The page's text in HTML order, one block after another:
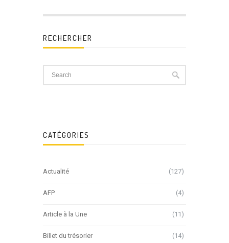
RECHERCHER
CATÉGORIES
Actualité (127)
AFP (4)
Article à la Une (11)
Billet du trésorier (14)